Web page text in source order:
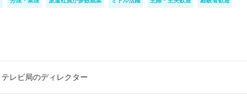
テレビ局のディレクター